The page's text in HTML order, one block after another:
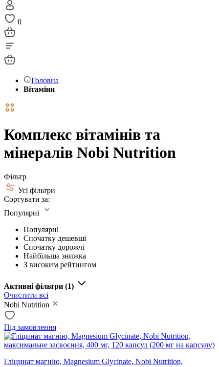
0
Головна
Вітаміни
Комплекс вітамінів та
мінералів Nobi Nutrition
Фільтр
Усі фільтри
Сортувати за:
Популярні
Популярні
Спочатку дешевші
Спочатку дорожчі
Найбільша знижка
З високим рейтингом
Активні фільтри (1)
Очистити всі
Nobi Nutrition
Під замовлення
Гліцинат магнію, Magnesium Glycinate, Nobi Nutrition,